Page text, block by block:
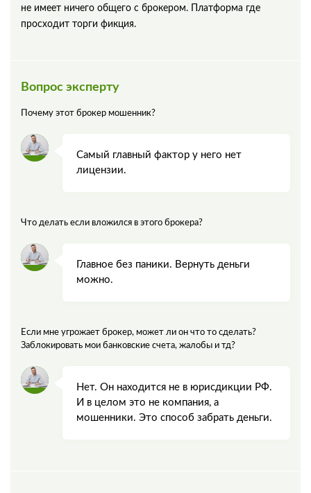
не имеет ничего общего с брокером. Платформа где
просходит торги фикция.
Вопрос эксперту
Почему этот брокер мошенник?
Самый главный фактор у него нет
лицензии.
Что делать если вложился в этого брокера?
Главное без паники. Вернуть деньги
можно.
Если мне угрожает брокер, может ли он что то сделать?
Заблокировать мои банковские счета, жалобы и тд?
Нет. Он находится не в юрисдикции РФ.
И в целом это не компания, а
мошенники. Это способ забрать деньги.